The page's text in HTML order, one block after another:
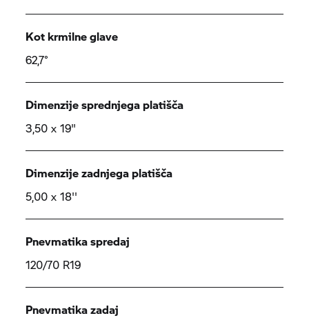
Kot krmilne glave
62,7°
Dimenzije sprednjega platišča
3,50 x 19"
Dimenzije zadnjega platišča
5,00 x 18''
Pnevmatika spredaj
120/70 R19
Pnevmatika zadaj